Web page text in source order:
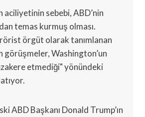
aciliyetinin sebebi, ABD’nin
temas kurmuş olması.
örgüt olarak tanımlanan
görüşmeler, Washington’un
etmediği" yönündeki
ABD Başkanı Donald Trump’ın